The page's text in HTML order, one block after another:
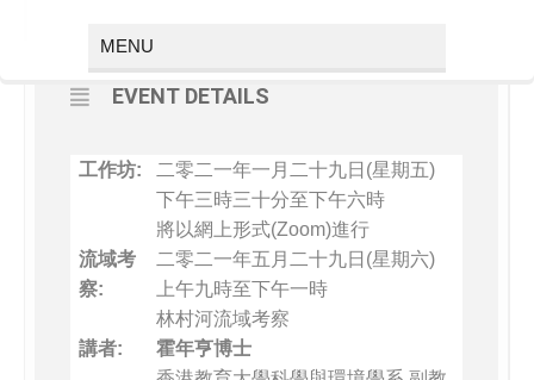
EVENT DETAILS
工作坊:
二零二一年一月二十九日(星期五)
下午三時三十分至下午六時
將以網上形式(Zoom)進行
流域考
察:
二零二一年五月二十九日(星期六)
上午九時至下午一時
林村河流域考察
講者:
霍年亨博士